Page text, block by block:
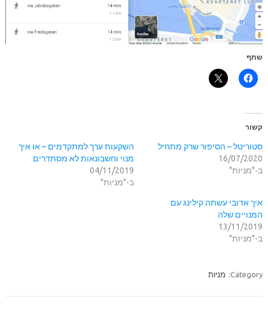
שתף
קשור
סטוריטל – הסיפור שרק מתחיל
16/07/2020
ב-"מניות"
השקעות ערך למתקדמים – או איך
מנוי וחשבונאות לא מסתדרים
04/11/2019
ב-"מניות"
איך אדובי עשתה קילינג עם
המנויים שלה
13/11/2019
ב-"מניות"
Category: מניות